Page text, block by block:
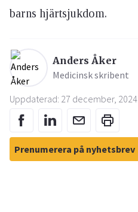
barns hjärtsjukdom.
Anders Åker
Medicinsk skribent
Uppdaterad: 27 december, 2024
Prenumerera på nyhetsbrev